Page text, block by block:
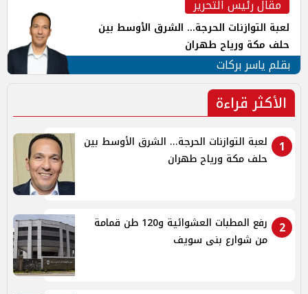
مقال رئيس التحرير
لعبة التوازنات الحرجة... الشرق الأوسط بين
حلف مكة ورياح طهران
بقلم ياسر بركات
الأكثر قراءة
1
لعبة التوازنات الحرجة... الشرق الأوسط بين
حلف مكة ورياح طهران
2
رفع المطبات العشوائية و120 طن قمامة
من شوارع بنى سويف